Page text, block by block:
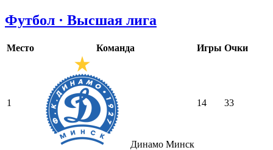
Футбол · Высшая лига
Место Команда Игры Очки
1
Динамо Минск
14 33